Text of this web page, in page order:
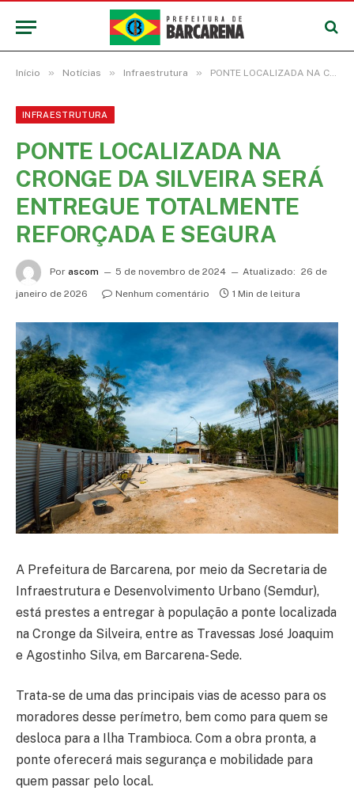
Início » Notícias » Infraestrutura » PONTE LOCALIZADA NA CRONGE DA SILVEIRA SERÁ ENTREGUE TOTALMENTE REFORÇADA E SEGURA
INFRAESTRUTURA
PONTE LOCALIZADA NA
CRONGE DA SILVEIRA SERÁ
ENTREGUE TOTALMENTE
REFORÇADA E SEGURA
Por ascom 5 de novembro de 2024 Atualizado: 26 de
janeiro de 2026
Nenhum comentário 1 Min de leitura
A Prefeitura de Barcarena, por meio da Secretaria de
Infraestrutura e Desenvolvimento Urbano (Semdur),
está prestes a entregar à população a ponte localizada
na Cronge da Silveira, entre as Travessas José Joaquim
e Agostinho Silva, em Barcarena-Sede.
Trata-se de uma das principais vias de acesso para os
moradores desse perímetro, bem como para quem se
desloca para a Ilha Trambioca. Com a obra pronta, a
ponte oferecerá mais segurança e mobilidade para
quem passar pelo local.